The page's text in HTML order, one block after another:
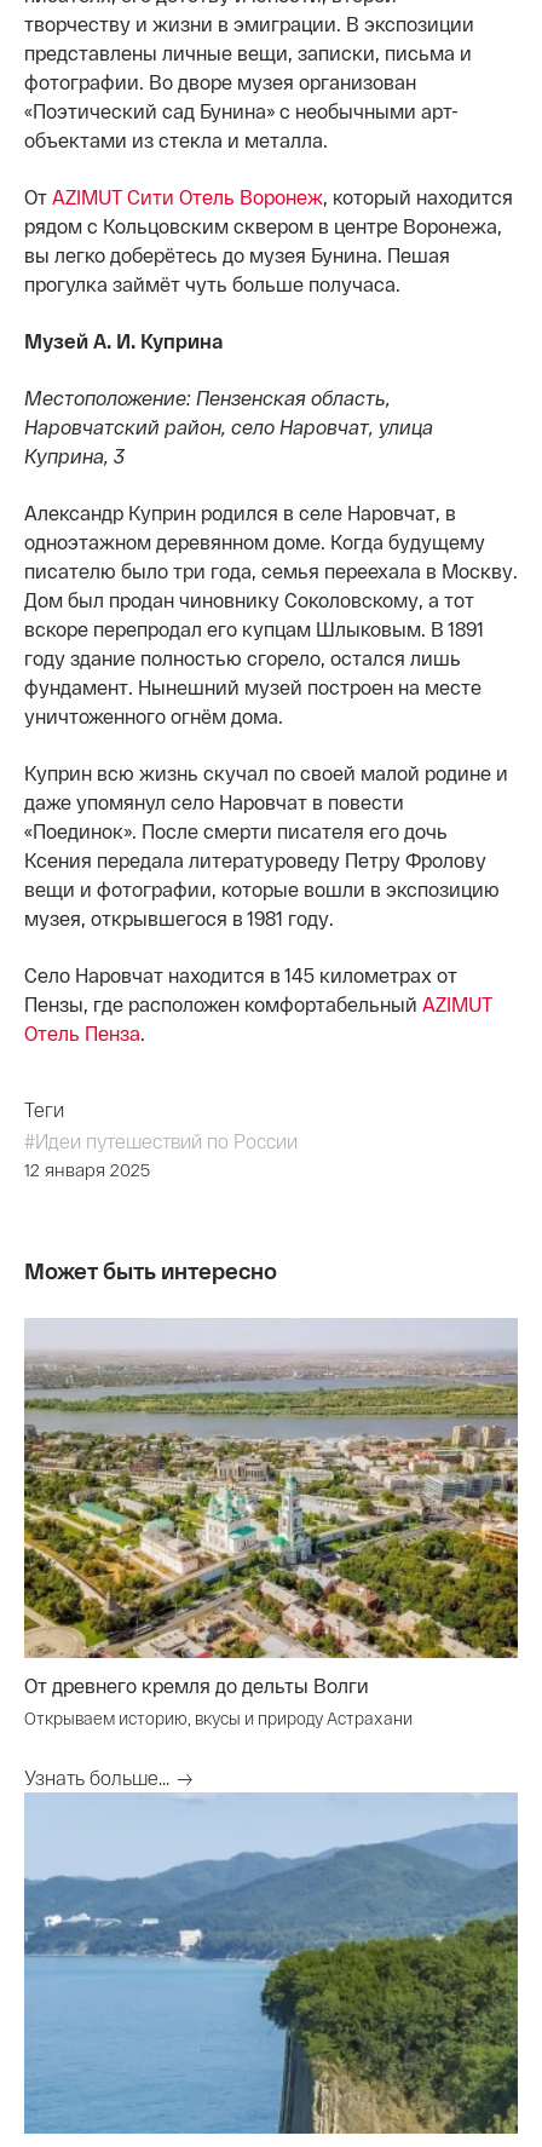
творчеству и жизни в эмиграции. В экспозиции
представлены личные вещи, записки, письма и
фотографии. Во дворе музея организован
«Поэтический сад Бунина» с необычными арт-
объектами из стекла и металла.
От AZIMUT Сити Отель Воронеж, который находится
рядом с Кольцовским сквером в центре Воронежа,
вы легко доберётесь до музея Бунина. Пешая
прогулка займёт чуть больше получаса.
Музей А. И. Куприна
Местоположение: Пензенская область,
Наровчатский район, село Наровчат, улица
Куприна, 3
Александр Куприн родился в селе Наровчат, в
одноэтажном деревянном доме. Когда будущему
писателю было три года, семья переехала в Москву.
Дом был продан чиновнику Соколовскому, а тот
вскоре перепродал его купцам Шлыковым. В 1891
году здание полностью сгорело, остался лишь
фундамент. Нынешний музей построен на месте
уничтоженного огнём дома.
Куприн всю жизнь скучал по своей малой родине и
даже упомянул село Наровчат в повести
«Поединок». После смерти писателя его дочь
Ксения передала литературоведу Петру Фролову
вещи и фотографии, которые вошли в экспозицию
музея, открывшегося в 1981 году.
Село Наровчат находится в 145 километрах от
Пензы, где расположен комфортабельный AZIMUT
Отель Пенза.
Теги
#Идеи путешествий по России
12 января 2025
Может быть интересно
От древнего кремля до дельты Волги
Открываем историю, вкусы и природу Астрахани
Узнать больше...